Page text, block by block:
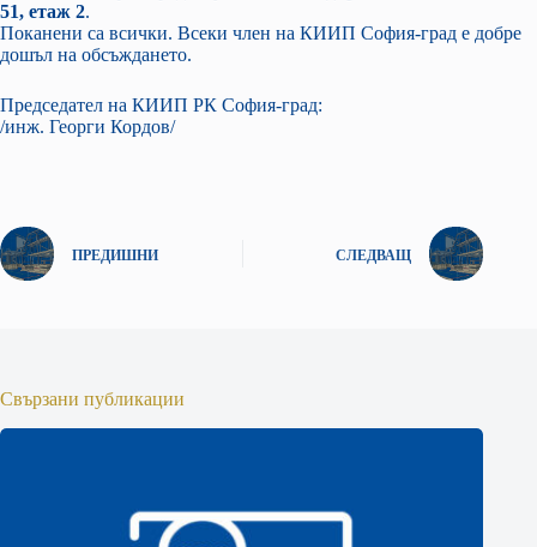
51, етаж 2.
Поканени са всички. Всеки член на КИИП София-град е добре
дошъл на обсъждането.
Председател на КИИП РК София-град:
/инж. Георги Кордов/
ПРЕДИШНИ СЛЕДВАЩ
Свързани публикации